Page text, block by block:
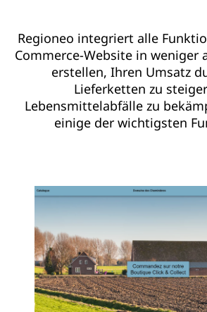
Regioneo integriert alle
Commerce-Website in weniger
erstellen, Ihren Umsatz
Lieferketten zu
Lebensmittelabfälle zu
einige der wichtigsten